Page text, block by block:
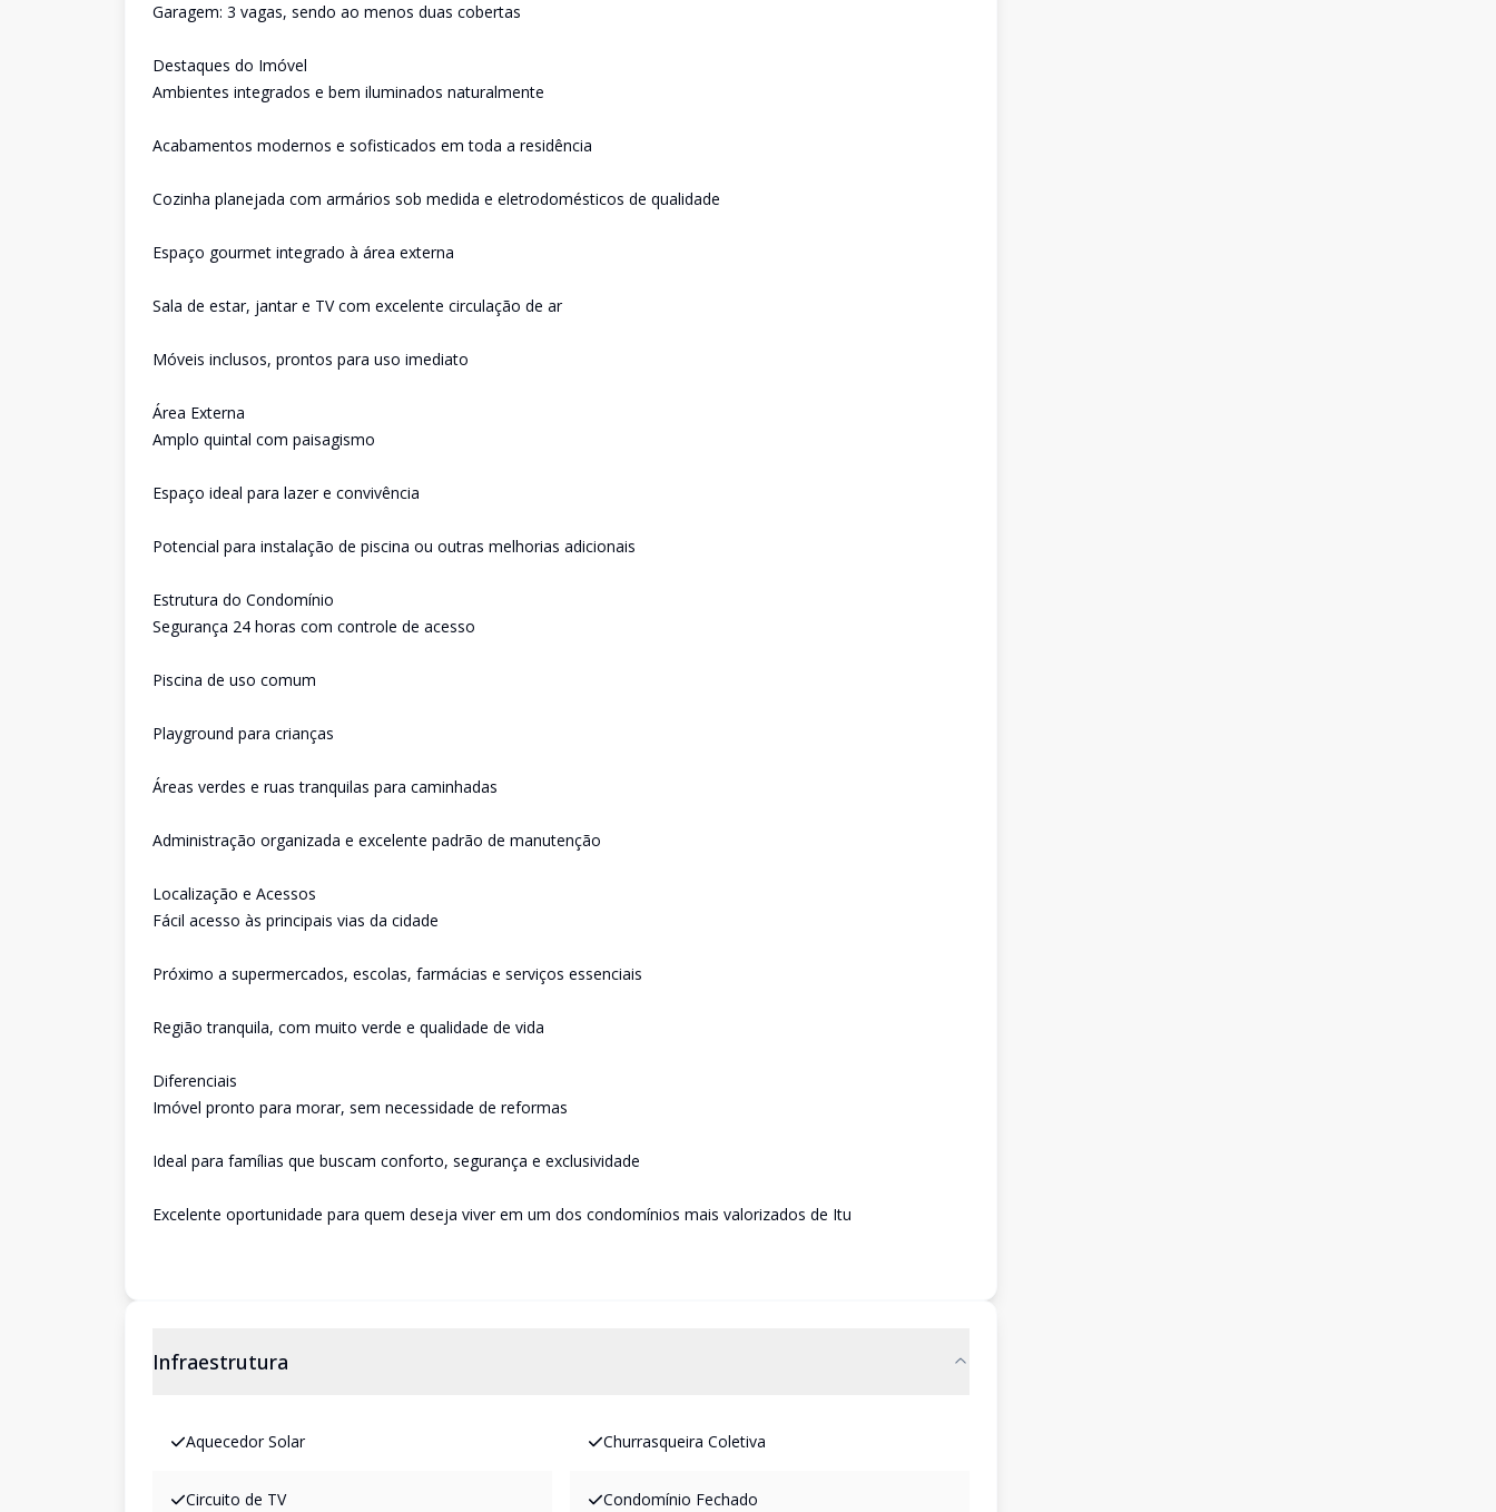
Garagem: 3 vagas, sendo ao menos duas cobertas
Destaques do Imóvel
Ambientes integrados e bem iluminados naturalmente
Acabamentos modernos e sofisticados em toda a residência
Cozinha planejada com armários sob medida e eletrodomésticos de qualidade
Espaço gourmet integrado à área externa
Sala de estar, jantar e TV com excelente circulação de ar
Móveis inclusos, prontos para uso imediato
Área Externa
Amplo quintal com paisagismo
Espaço ideal para lazer e convivência
Potencial para instalação de piscina ou outras melhorias adicionais
Estrutura do Condomínio
Segurança 24 horas com controle de acesso
Piscina de uso comum
Playground para crianças
Áreas verdes e ruas tranquilas para caminhadas
Administração organizada e excelente padrão de manutenção
Localização e Acessos
Fácil acesso às principais vias da cidade
Próximo a supermercados, escolas, farmácias e serviços essenciais
Região tranquila, com muito verde e qualidade de vida
Diferenciais
Imóvel pronto para morar, sem necessidade de reformas
Ideal para famílias que buscam conforto, segurança e exclusividade
Excelente oportunidade para quem deseja viver em um dos condomínios mais valorizados de Itu
Infraestrutura
Aquecedor Solar Churrasqueira Coletiva
Circuito de TV Condomínio Fechado